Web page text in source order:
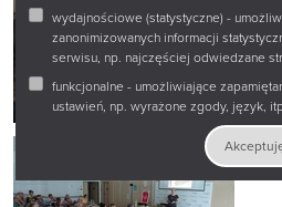
wydajnościowe (statystyczne) -
zanonimizowanych informacji
serwisu, np. najczęściej odwiedzane
funkcjonalne - umożliwiające
ustawień, np. wyrażone zgody, język,